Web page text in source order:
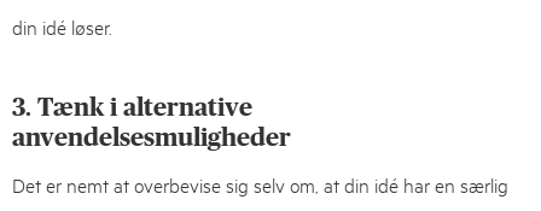
din idé løser.
3. Tænk i alternative
anvendelsesmuligheder
Det er nemt at overbevise sig selv om, at din idé har en særlig